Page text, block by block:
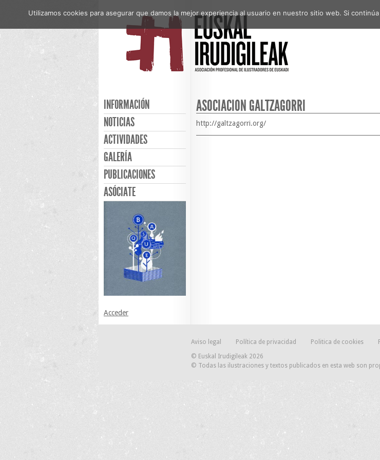
INFORMACIÓN
NOTICIAS
ACTIVIDADES
GALERÍA
PUBLICACIONES
ASÓCIATE
Acceder
ASOCIACIÓN GALTZAGORRI
http://galtzagorri.org/
Aviso legal Política de privacidad Politica de cookies
© Euskal Irudigileak 2026
© Todas las ilustraciones y textos publicados en esta web son
Utilizamos cookies para asegurar que damos la mejor experiencia al usuario en nuestro sitio web. Si